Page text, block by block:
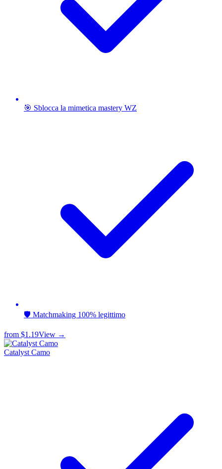
🎯 Sblocca la mimetica mastery WZ
🛡️ Matchmaking 100% legittimo
from $1.19View →
Catalyst Camo